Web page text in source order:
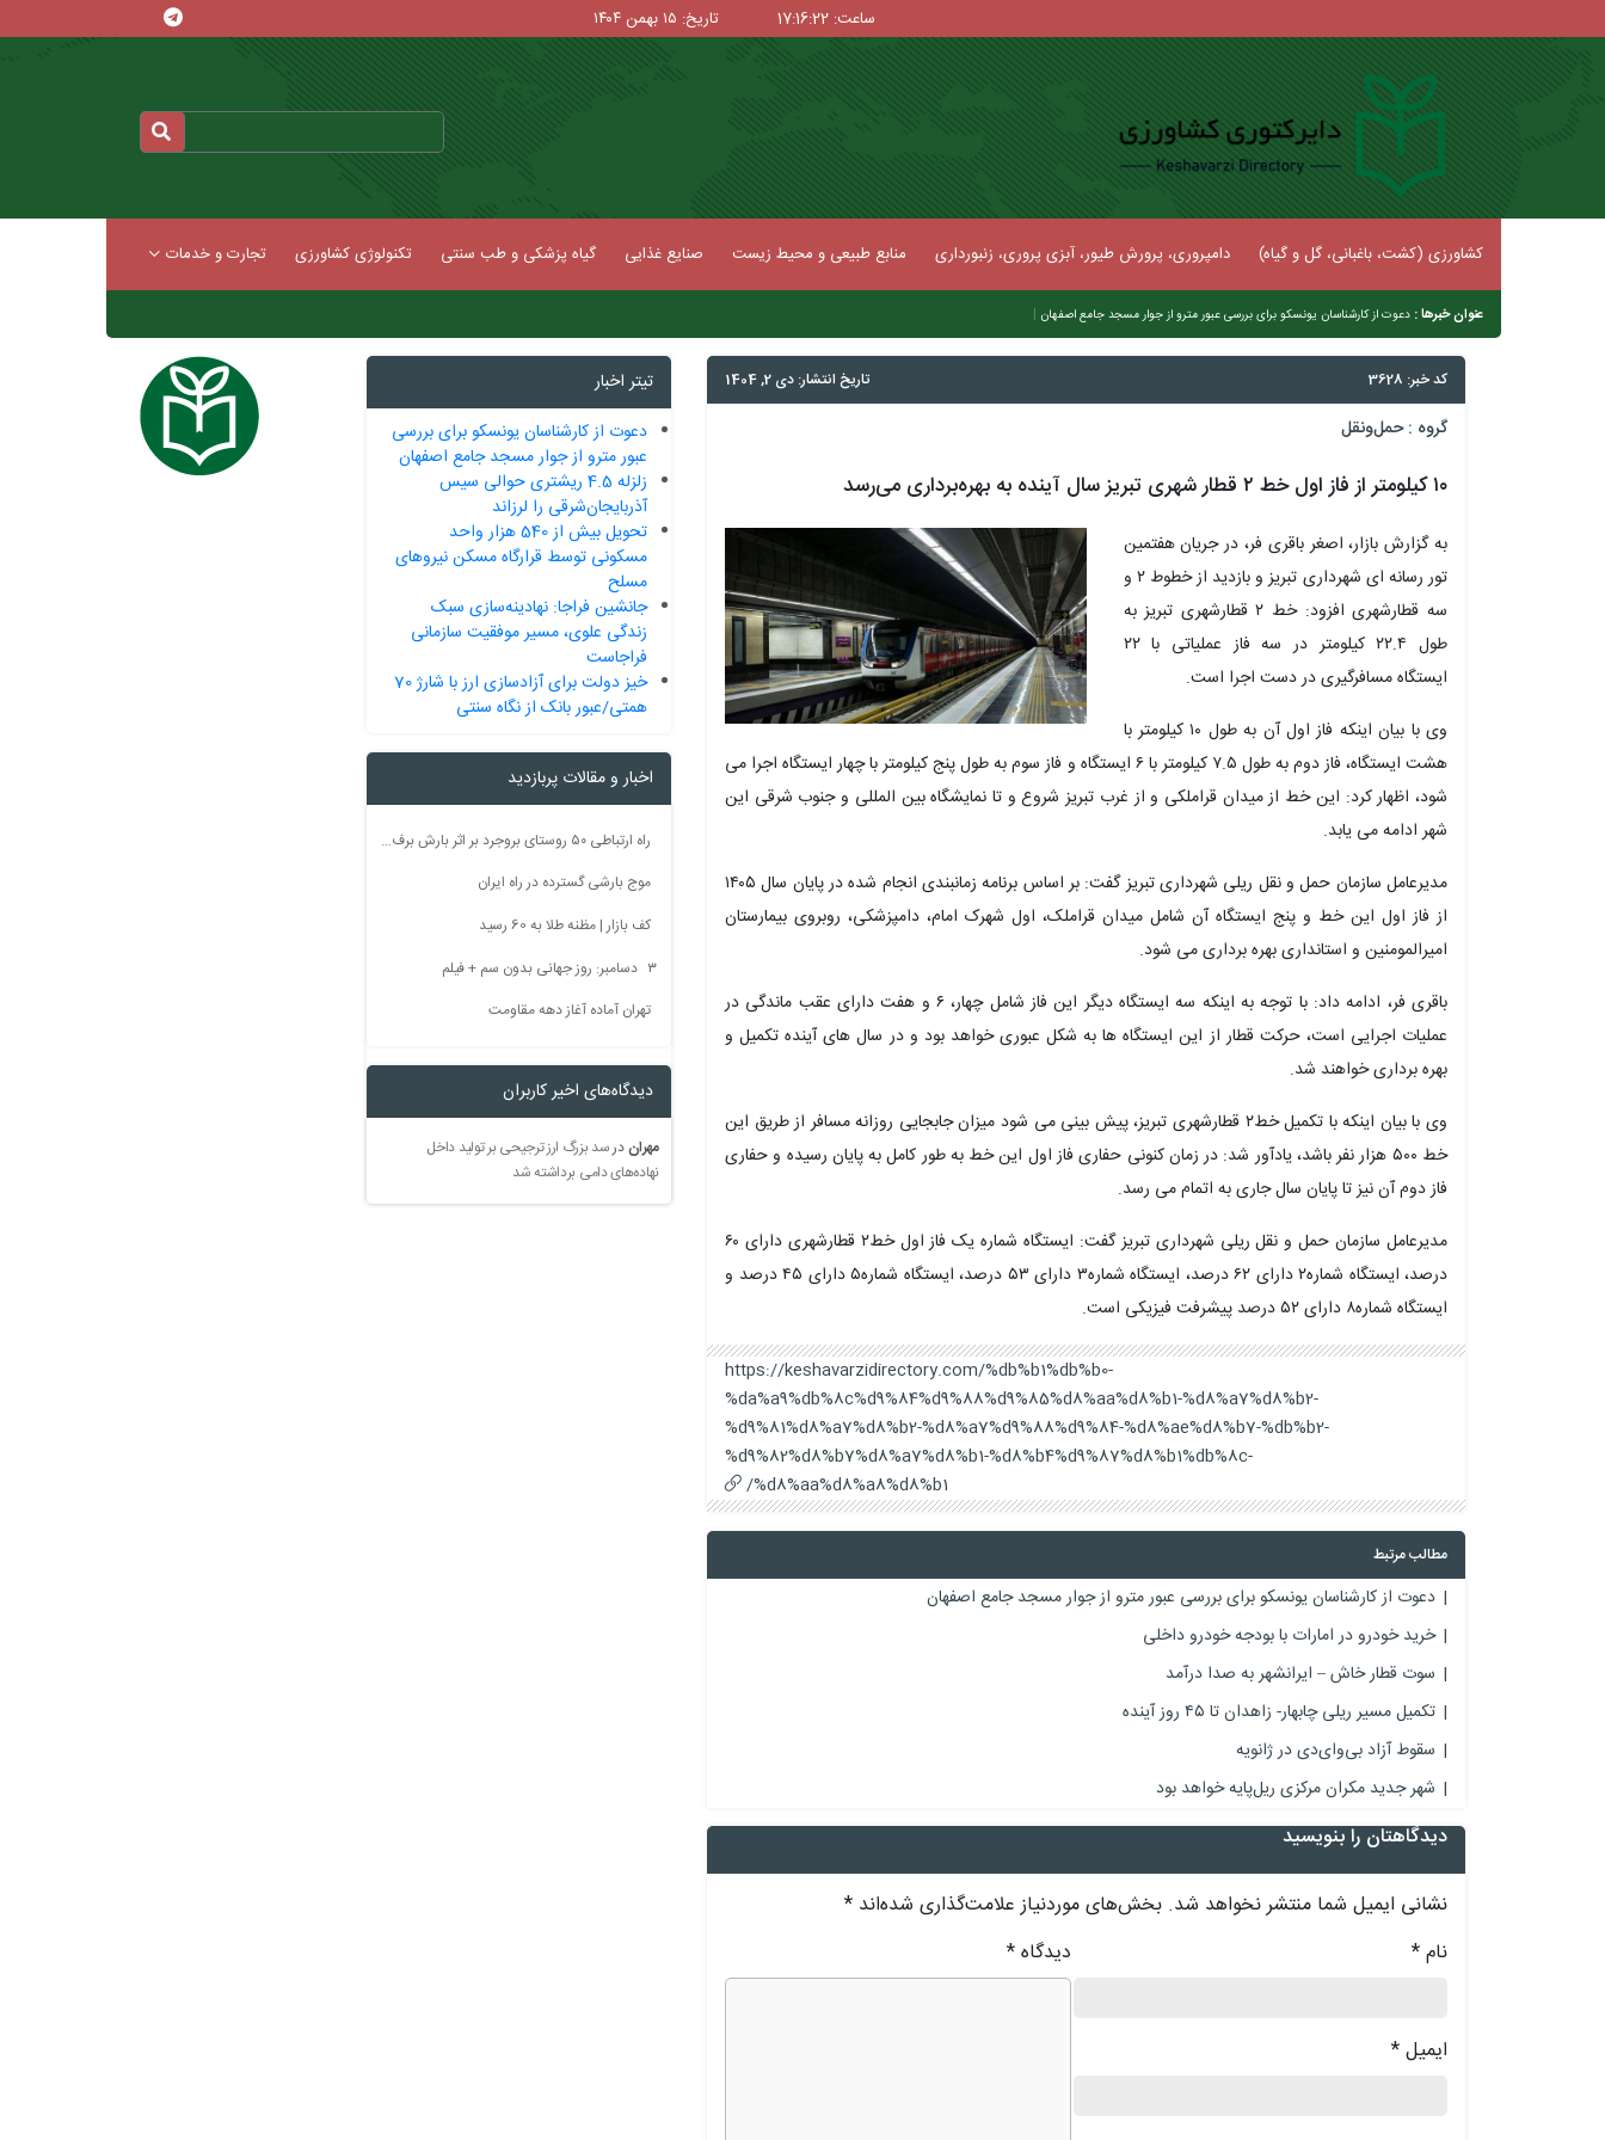
ساعت: 17:16:23 تاریخ: ۱۵ بهمن ۱۴۰۴
کشاورزی (کشت، باغبانی، گل و گیاه) دامپروری، پرورش طیور، آبزی پروری، زنبورداری منابع طبیعی و محیط زیست صنایع غذایی گیاه پزشکی و طب سنتی تکنولوژی کشاورزی تجارت و خدمات
عنوان خبرها : دعوت از کارشناسان یونسکو برای بررسی عبور مترو از جوار مسجد جامع اصفهان |
کد خبر: 3628 تاریخ انتشار: دی 2, 1404
گروه :حمل‌و‌نقل
۱۰ کیلومتر از فاز اول خط ۲ قطار شهری تبریز سال آینده به بهره‌برداری می‌رسد
به گزارش بازار، اصغر باقری فر، در جریان هفتمین
تور رسانه ای شهرداری تبریز و بازدید از خطوط ۲ و
سه قطارشهری افزود: خط ۲ قطارشهری تبریز به
طول ۲۲.۴ کیلومتر در سه فاز عملیاتی با ۲۲
ایستگاه مسافرگیری در دست اجرا است.
وی با بیان اینکه فاز اول آن به طول ۱۰ کیلومتر با
هشت ایستگاه، فاز دوم به طول ۷.۵ کیلومتر با ۶ ایستگاه و فاز سوم به طول پنج کیلومتر با چهار ایستگاه اجرا می
شود، اظهار کرد: این خط از میدان قراملکی و از غرب تبریز شروع و تا نمایشگاه بین المللی و جنوب شرقی این
شهر ادامه می یابد.
مدیرعامل سازمان حمل و نقل ریلی شهرداری تبریز گفت: بر اساس برنامه زمانبندی انجام شده در پایان سال ۱۴۰۵
از فاز اول این خط و پنج ایستگاه آن شامل میدان قراملک، اول شهرک امام، دامپزشکی، روبروی بیمارستان
امیرالمومنین و استانداری بهره برداری می شود.
باقری فر، ادامه داد: با توجه به اینکه سه ایستگاه دیگر این فاز شامل چهار، ۶ و هفت دارای عقب ماندگی در
عملیات اجرایی است، حرکت قطار از این ایستگاه ها به شکل عبوری خواهد بود و در سال های آینده تکمیل و
بهره برداری خواهند شد.
وی با بیان اینکه با تکمیل خط۲ قطارشهری تبریز، پیش بینی می شود میزان جابجایی روزانه مسافر از طریق این
خط ۵۰۰ هزار نفر باشد، یادآور شد: در زمان کنونی حفاری فاز اول این خط به‌ طور کامل به پایان رسیده و حفاری
فاز دوم آن نیز تا پایان سال جاری به اتمام می رسد.
مدیرعامل سازمان حمل و نقل ریلی شهرداری تبریز گفت: ایستگاه شماره یک فاز اول خط۲ قطارشهری دارای ۶۰
درصد، ایستگاه شماره۲ دارای ۶۲ درصد، ایستگاه شماره۳ دارای ۵۳ درصد، ایستگاه شماره۵ دارای ۴۵ درصد و
ایستگاه شماره۸ دارای ۵۲ درصد پیشرفت فیزیکی است.
https://keshavarzidirectory.com/%db%b1%db%b0-
%da%a9%db%8c%d9%84%d9%88%d9%85%d8%aa%d8%b1-%d8%a7%d8%b2-
%d9%81%d8%a7%d8%b2-%d8%a7%d9%88%d9%84-%d8%ae%d8%b7-%db%b2-
%d9%82%d8%b7%d8%a7%d8%b1-%d8%b4%d9%87%d8%b1%db%8c-
%d8%aa%d8%a8%d8%b1/
مطالب مرتبط
دعوت از کارشناسان یونسکو برای بررسی عبور مترو از جوار مسجد جامع اصفهان
خرید خودرو در امارات با بودجه خودرو داخلی
سوت قطار خاش – ایرانشهر به صدا درآمد
تکمیل مسیر ریلی چابهار- زاهدان تا ۴۵ روز آینده
سقوط آزاد بی‌وای‌دی در ژانویه
شهر جدید مکران مرکزی ریل‌پایه خواهد بود
دیدگاهتان را بنویسید
نشانی ایمیل شما منتشر نخواهد شد. بخش‌های موردنیاز علامت‌گذاری شده‌اند *
دیدگاه* نام*
ایمیل*
تیتر اخبار
دعوت از کارشناسان یونسکو برای بررسی
عبور مترو از جوار مسجد جامع اصفهان
زلزله 4.5 ریشتری حوالی سیس
آذربایجان‌شرقی را لرزاند
تحویل بیش از 540 هزار واحد
مسکونی توسط قرارگاه مسکن نیروهای
مسلح
جانشین فراجا: نهادینه‌سازی سبک
زندگی علوی، مسیر موفقیت سازمانی
فراجاست
خیز دولت برای آزادسازی ارز با شارژ 70
همتی/عبور بانک از نگاه سنتی
اخبار و مقالات پربازدید
راه ارتباطی ۵۰ روستای بروجرد بر اثر بارش برف مسدود شد
موج بارشی گسترده در راه ایران
کف بازار | مظنه طلا به 60 رسید
۳ دسامبر: روز جهانی بدون سم + فیلم
تهران آماده آغاز دهه مقاومت
دیدگاه‌های اخیر کاربران
مهراندرسد بزرگ ارز ترجیحی بر تولید داخل
نهاده‌های دامی برداشته شد